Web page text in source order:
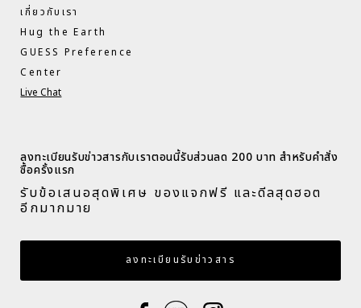
เกี่ยวกับเรา
Hug the Earth
GUESS Preference
Center
Live Chat
ลงทะเบียนรับข่าวสารกับเราตอนนี้รับส่วนลด 200 บาท สำหรับคำสั่ง
ซื้อครั้งแรก​
รับข้อเสนอสุดพิเศษ ของแจกฟรี และดีลสุดฮอต
อีกมากมาย​
กรอกอีเมล
ลงทะเบียนรับข่าวสาร